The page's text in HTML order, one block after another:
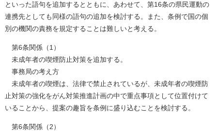
といった語句を追加するとともに、あわせて、第16条の県民運動の
連携先としても同様の語句の追加を検討する。また、条例で国の個
別の機関の責務を規定することは難しいと考える。
第6条関係（1）
未成年者の喫煙防止対策を追加する。
事務局の考え方
未成年者の喫煙は、法律で禁止されているが、未成年者の喫煙防
止対策の強化をがん対策推進計画の中で重点事項として位置付けて
いることから、提案の趣旨を条例に盛り込むことを検討する。
第6条関係（2）